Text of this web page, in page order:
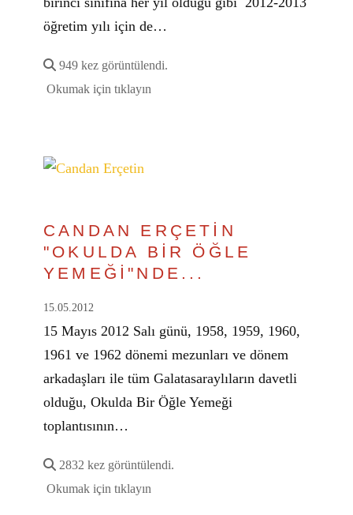
öğretim yılı için de…
949 kez görüntülendi.
Okumak için tıklayın
CANDAN ERÇETİN
"OKULDA BİR ÖĞLE
YEMEĞİ"NDE...
15.05.2012
15 Mayıs 2012 Salı günü, 1958, 1959, 1960,
1961 ve 1962 dönemi mezunları ve dönem
arkadaşları ile tüm Galatasaraylıların davetli
olduğu, Okulda Bir Öğle Yemeği
toplantısının…
2832 kez görüntülendi.
Okumak için tıklayın